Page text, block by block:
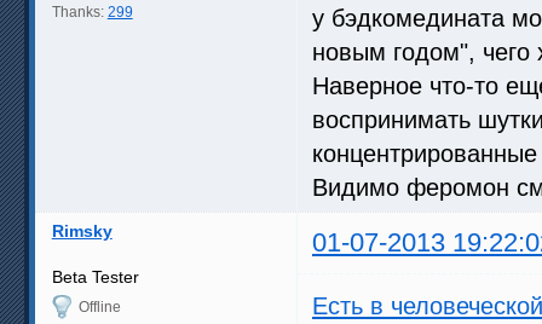
Thanks: 299
у бэдкомедината
новым годом", чего
Наверное что-то
воспринимать
концентрированные
Видимо феромон
Rimsky 01-07-2013
Beta Tester
Offline
Есть в